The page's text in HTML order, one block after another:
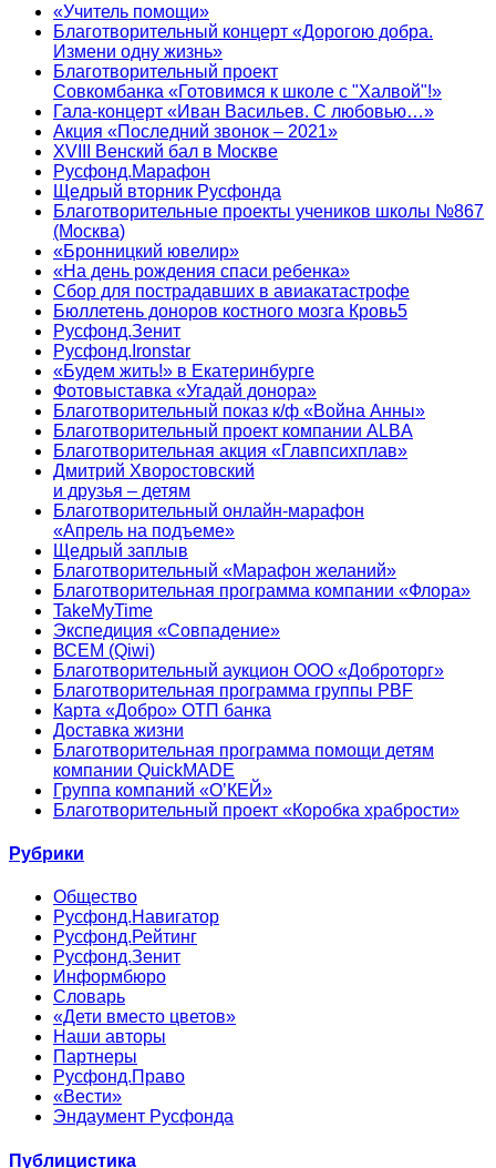
«Учитель помощи»
Благотворительный концерт «Дорогою добра.
Измени одну жизнь»
Благотворительный проект
Совкомбанка «Готовимся к школе с "Халвой"!»
Гала-концерт «Иван Васильев. С любовью…»
Акция «Последний звонок – 2021»
XVIII Венский бал в Москве
Русфонд.Марафон
Щедрый вторник Русфонда
Благотворительные проекты учеников школы №867
(Москва)
«Бронницкий ювелир»
«На день рождения спаси ребенка»
Сбор для пострадавших в авиакатастрофе
Бюллетень доноров костного мозга Кровь5
Русфонд.Зенит
Русфонд.Ironstar
«Будем жить!» в Екатеринбурге
Фотовыставка «Угадай донора»
Благотворительный показ к/ф «Война Анны»
Благотворительный проект компании ALBA
Благотворительная акция «Главпсихплав»
Дмитрий Хворостовский
и друзья – детям
Благотворительный онлайн‑марафон
«Апрель на подъеме»
Щедрый заплыв
Благотворительный «Марафон желаний»
Благотворительная программа компании «Флора»
TakeMyTime
Экспедиция «Совпадение»
ВСЕМ (Qiwi)
Благотворительный аукцион ООО «Доброторг»
Благотворительная программа группы PBF
Карта «Добро» ОТП банка
Доставка жизни
Благотворительная программа помощи детям
компании QuickMADE
Группа компаний «О’КЕЙ»
Благотворительный проект «Коробка храбрости»
Рубрики
Общество
Русфонд.Навигатор
Русфонд.Рейтинг
Русфонд.Зенит
Информбюро
Словарь
«Дети вместо цветов»
Наши авторы
Партнеры
Русфонд.Право
«Вести»
Эндаумент Русфонда
Публицистика